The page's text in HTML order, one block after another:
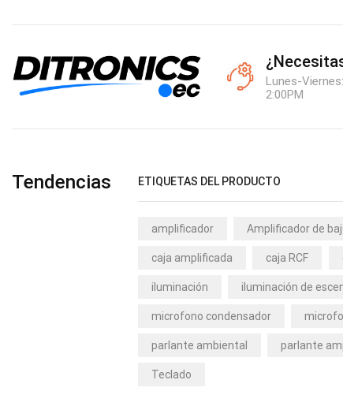
Lunes-
2:00PM
Tendencias ETIQUETAS DEL PRODUCTO
amplificador Amplificador de
caja amplificada caja RCF
iluminación iluminación de
microfono condensador
parlante ambiental parlante
Teclado